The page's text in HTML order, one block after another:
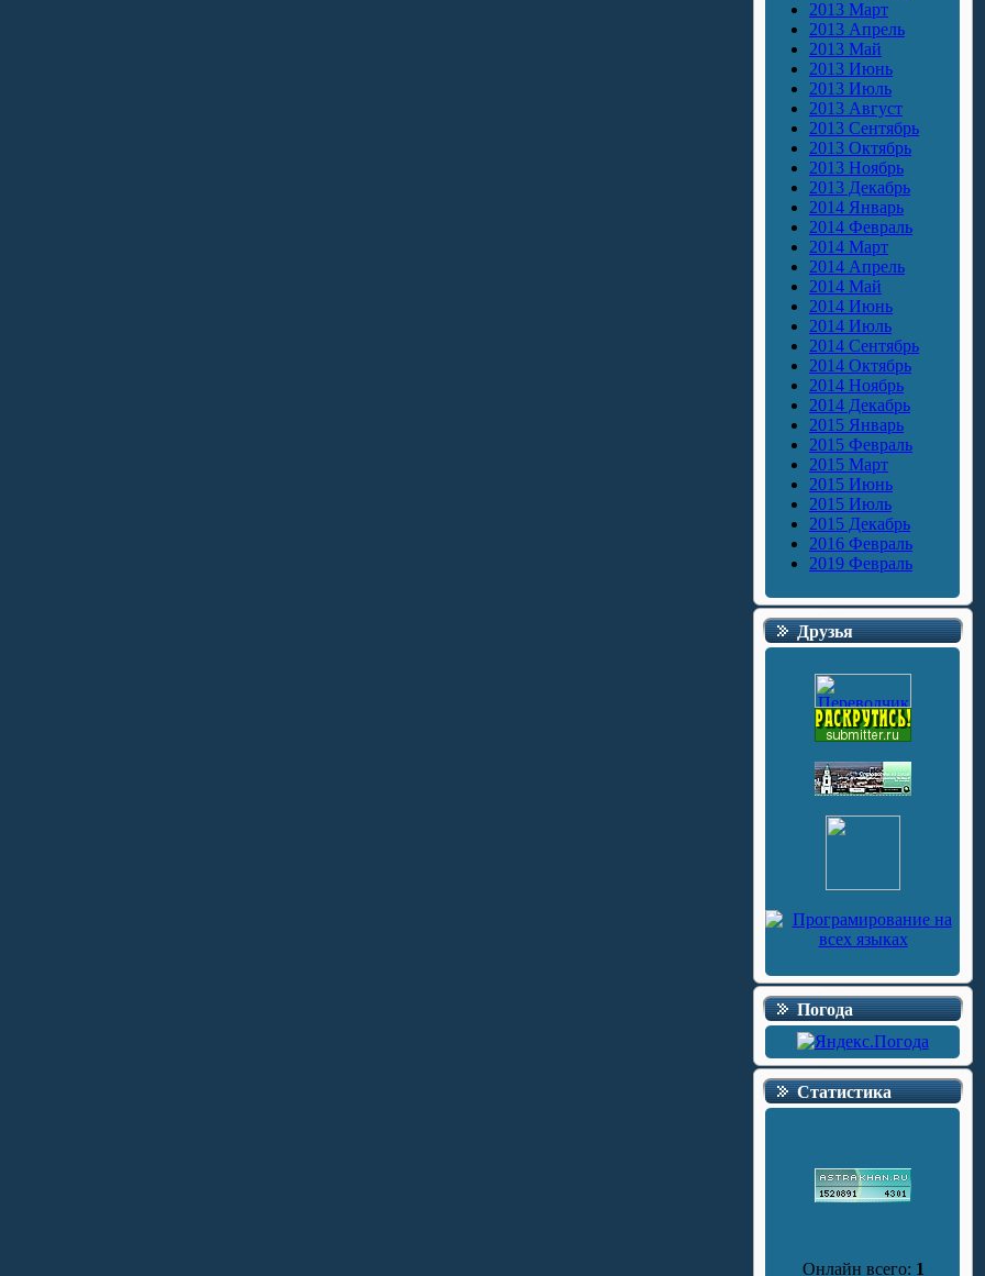
2013 Март
2013 Апрель
2013 Май
2013 Июнь
2013 Июль
2013 Август
2013 Сентябрь
2013 Октябрь
2013 Ноябрь
2013 Декабрь
2014 Январь
2014 Февраль
2014 Март
2014 Апрель
2014 Май
2014 Июнь
2014 Июль
2014 Сентябрь
2014 Октябрь
2014 Ноябрь
2014 Декабрь
2015 Январь
2015 Февраль
2015 Март
2015 Июнь
2015 Июль
2015 Декабрь
2016 Февраль
2019 Февраль
Друзья
Погода
Статистика
Онлайн всего: 1